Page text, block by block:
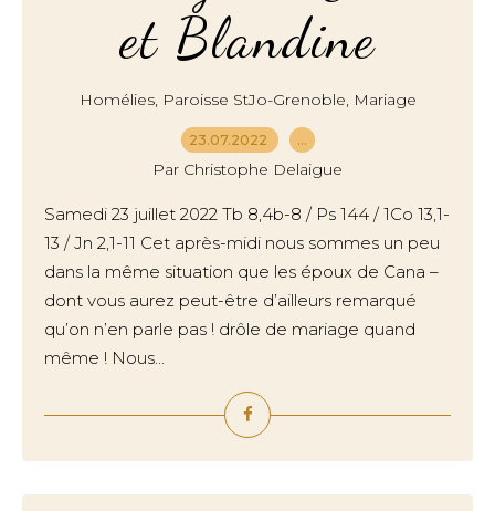
et Blandine
Homélies, Paroisse StJo-Grenoble, Mariage
23.07.2022 …
Par Christophe Delaigue
Samedi 23 juillet 2022 Tb 8,4b-8 / Ps 144 / 1Co 13,1-
13 / Jn 2,1-11 Cet après-midi nous sommes un peu
dans la même situation que les époux de Cana –
dont vous aurez peut-être d’ailleurs remarqué
qu’on n’en parle pas ! drôle de mariage quand
même ! Nous...